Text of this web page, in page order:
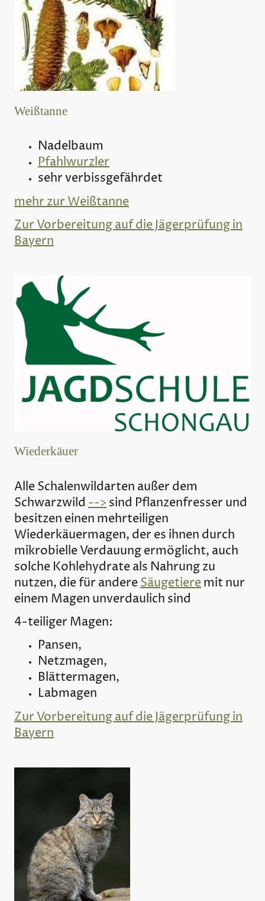
Weißtanne
Nadelbaum
Pfahlwurzler
sehr verbissgefährdet
mehr zur Weißtanne
Zur Vorbereitung auf die Jägerprüfung in
Bayern
Wiederkäuer
Alle Schalenwildarten außer dem
Schwarzwild -->sind Pflanzenfresser und
besitzen einen mehrteiligen
Wiederkäuermagen, der es ihnen durch
mikrobielle Verdauung ermöglicht, auch
solche Kohlehydrate als Nahrung zu
nutzen, die für andereSäugetieremit nur
einem Magen unverdaulich sind
4-teiliger Magen:
Pansen,
Netzmagen,
Blättermagen,
Labmagen
Zur Vorbereitung auf die Jägerprüfung in
Bayern